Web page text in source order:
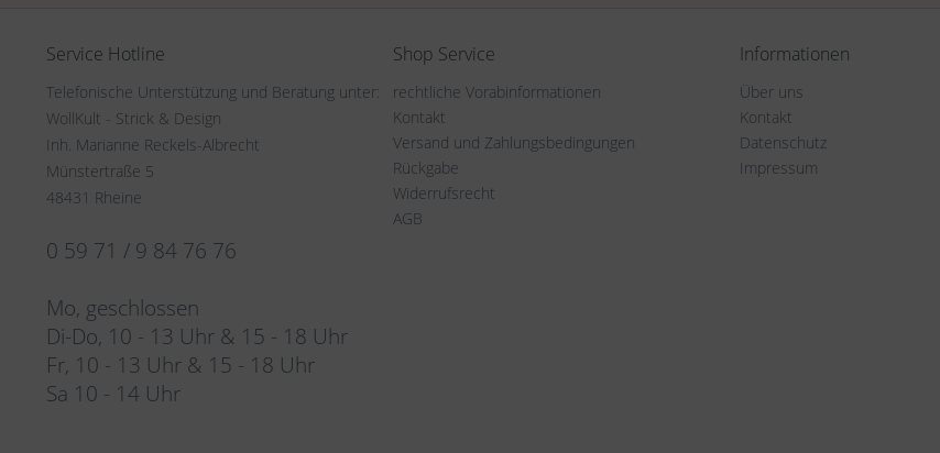
Service Hotline
Telefonische Unterstützung und Beratung unter:
WollKult - Strick & Design
Inh. Marianne Reckels-Albrecht
Münstertraße 5
48431 Rheine
0 59 71 / 9 84 76 76
Mo, geschlossen
Di-Do, 10 - 13 Uhr & 15 - 18 Uhr
Fr, 10 - 13 Uhr & 15 - 18 Uhr
Sa 10 - 14 Uhr
Shop Service
rechtliche Vorabinformationen
Kontakt
Versand und Zahlungsbedingungen
Rückgabe
Widerrufsrecht
AGB
Informationen
Über uns
Kontakt
Datenschutz
Impressum